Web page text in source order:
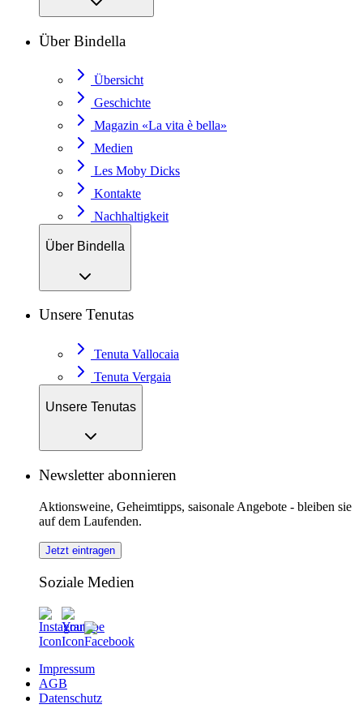
Über Bindella
Übersicht
Geschichte
Magazin «La vita è bella»
Medien
Les Moby Dicks
Kontakte
Nachhaltigkeit
Über Bindella
Unsere Tenutas
Tenuta Vallocaia
Tenuta Vergaia
Unsere Tenutas
Newsletter abonnieren
Aktionsweine, Geheimtipps, saisonale Angebote - bleiben sie
auf dem Laufenden.
Jetzt eintragen
Soziale Medien
Impressum
AGB
Datenschutz